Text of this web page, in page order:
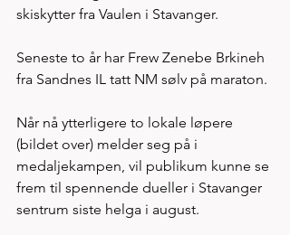
skiskytter fra Vaulen i Stavanger.
Seneste to år har Frew Zenebe Brkineh
fra Sandnes IL tatt NM sølv på maraton.
Når nå ytterligere to lokale løpere
(bildet over) melder seg på i
medaljekampen, vil publikum kunne se
frem til spennende dueller i Stavanger
sentrum siste helga i august.